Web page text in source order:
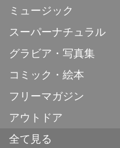
ミュージック
スーパーナチュラル
グラビア・写真集
コミック・絵本
フリーマガジン
アウトドア
全て見る